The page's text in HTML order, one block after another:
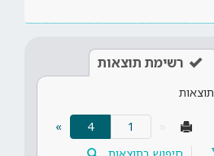
רשימת תוצאות
תוצאות
4
»